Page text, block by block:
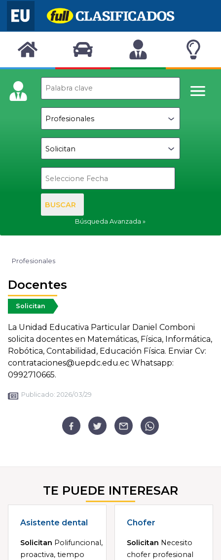
BUSCAR
Búsqueda Avanzada
Profesionales
Docentes
Solicitan
La Unidad Educativa Particular Daniel Comboni
solicita docentes en Matemáticas, Física, Informática,
Robótica, Contabilidad, Educación Física. Enviar Cv:
contrataciones@uepdc.edu.ec Whatsapp:
0992710665.
Publicado: 2026/03/29
TE PUEDE INTERESAR
Asistente dental
Solicitan Polifuncional,
proactiva, tiempo
Chofer
Solicitan Necesito
chofer profesional